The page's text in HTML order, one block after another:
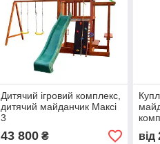
Дитячий ігровий комплекс,
дитячий майданчик Максі
3
43 800₴ від